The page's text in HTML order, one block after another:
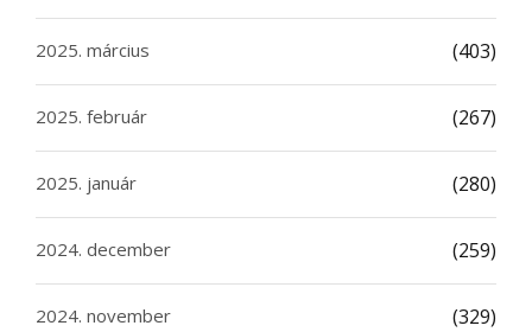
2025. március (403)
2025. február (267)
2025. január (280)
2024. december (259)
2024. november (329)